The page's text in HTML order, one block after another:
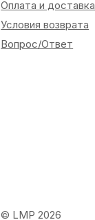
Условия возврата
Вопрос/Ответ
Оплата и доставка
© LMP 2026